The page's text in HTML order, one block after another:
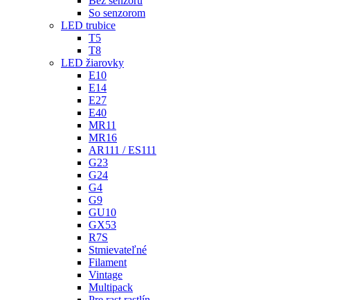
So senzorom
LED trubice
T5
T8
LED žiarovky
E10
E14
E27
E40
MR11
MR16
AR111 / ES111
G23
G24
G4
G9
GU10
GX53
R7S
Stmievateľné
Filament
Vintage
Multipack